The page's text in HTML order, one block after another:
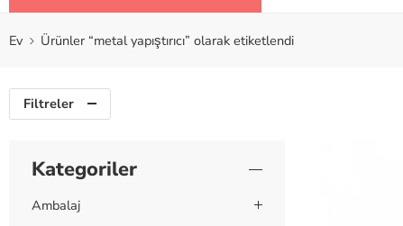
Ev Ürünler “metal yapıştırıcı” olarak etiketlendi
Filtreler
Kategoriler
Ambalaj